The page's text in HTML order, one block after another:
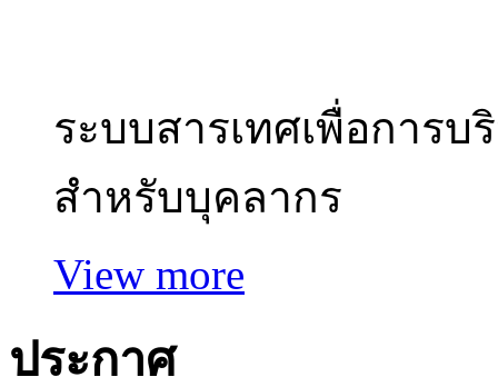
ระบบสารเทศเพื่อการบ
สำหรับบุคลากร
View more
ประกาศ